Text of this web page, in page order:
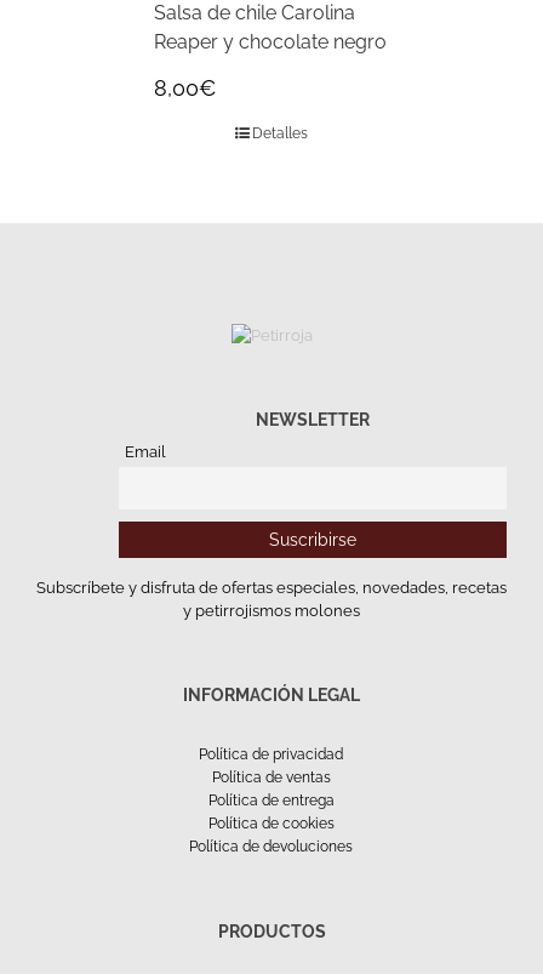
Salsa de chile Carolina
Reaper y chocolate negro
8,00€
Detalles
NEWSLETTER
Email
Subscríbete y disfruta de ofertas especiales, novedades, recetas
y petirrojismos molones
INFORMACIÓN LEGAL
Política de privacidad
Política de ventas
Política de entrega
Política de cookies
Política de devoluciones
PRODUCTOS